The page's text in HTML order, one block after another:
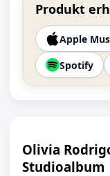
Produkt
Apple
Spotify
Olivia
Studioalbum